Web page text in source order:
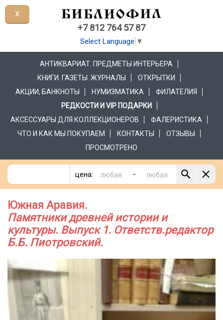
+7 812 764 57 87
Select Language ▼
АНТИКВАРИАТ. ПРЕДМЕТЫ ИНТЕРЬЕРА
КНИГИ. ГАЗЕТЫ. ЖУРНАЛЫ
ОТКРЫТКИ
АКЦИИ, БАНКНОТЫ
НУМИЗМАТИКА
ФИЛАТЕЛИЯ
РЕДКОСТИ И VIP ПОДАРКИ
АКСЕССУАРЫ ДЛЯ КОЛЛЕКЦИОНЕРОВ
ФАЛЕРИСТИКА
ЧТО И КАК МЫ ПОКУПАЕМ
КОНТАКТЫ
ОТЗЫВЫ
ПРОСМОТРЕНО
цена: -
Южная Аравия.
Памятники древней истории и
культуры. Выпуск 1. Ответств.редактор
Б.Б. Пиотровский.
X